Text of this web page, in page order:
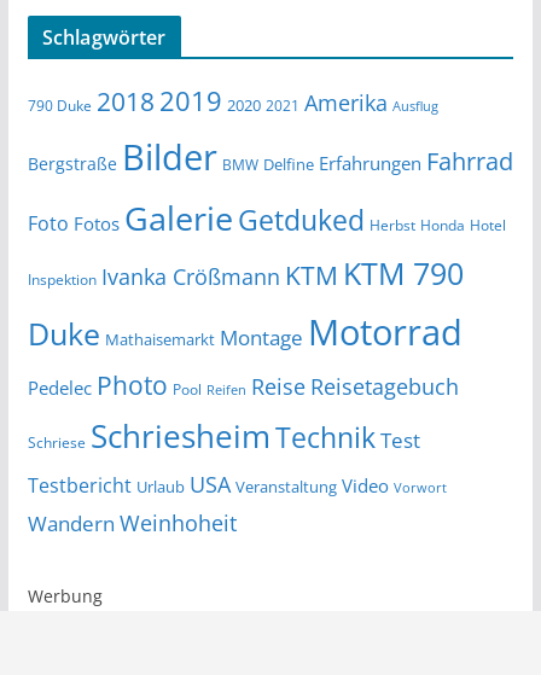
Schlagwörter
790 Duke 2018 2019 2020 2021 Amerika Ausflug
Bergstraße Bilder BMW Delfine Erfahrungen Fahrrad
Foto Fotos GalerieGetduked Herbst Honda Hotel
Inspektion Ivanka Crößmann KTM KTM 790
Duke Mathaisemarkt Montage Motorrad
Pedelec Photo Pool Reifen Reise Reisetagebuch
Schriese SchriesheimTechnikTest
Testbericht Urlaub USA Veranstaltung Video Vorwort
Wandern Weinhoheit
Werbung